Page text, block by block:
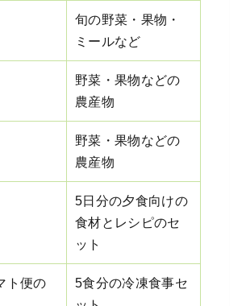
旬の野菜・果物・
ミールなど
野菜・果物などの
農産物
野菜・果物などの
農産物
5日分の夕食向けの
食材とレシピのセ
ット
ト便の
5食分の冷凍食事セ